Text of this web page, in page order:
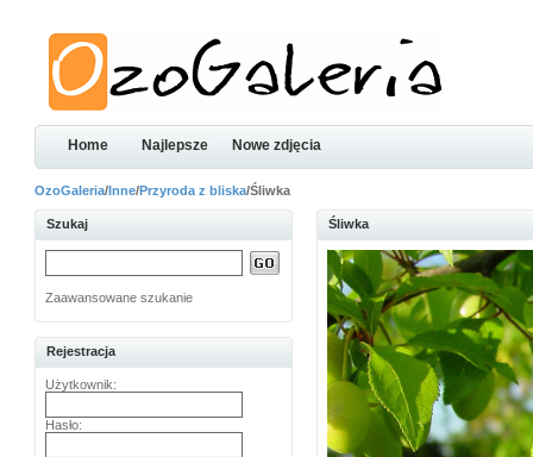
Home Najlepsze Nowe zdjęcia
OzoGaleria/Inne/Przyroda z bliska/Śliwka
Szukaj
Zaawansowane szukanie
Rejestracja
Użytkownik:
Hasło:
Śliwka